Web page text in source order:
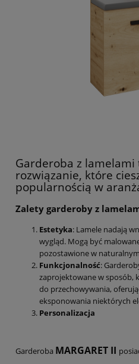
Garderoba z lamelami
rozwiązanie, które
popularnością w
Zalety garderoby z
Estetyka: Lamele nadają
wygląd. Mogą być
pozostawione w
Funkcjonalność:
zaprojektowane w sposób,
do przechowywania,
eksponowania niektórych
Personalizacja
Garderoba MARGARET II